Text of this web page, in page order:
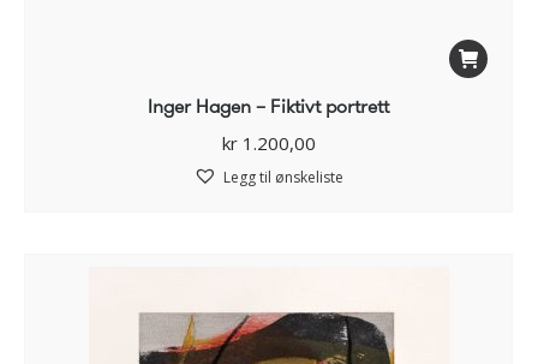
Inger Hagen – Fiktivt portrett
kr1.200,00
Legg til ønskeliste